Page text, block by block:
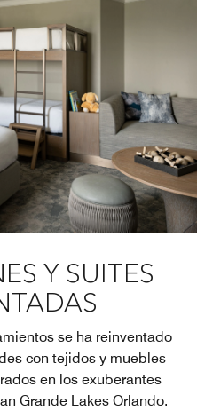
Y SUITES
se ha reinventado
con tejidos y muebles
en los exuberantes
Grande Lakes Orlando.